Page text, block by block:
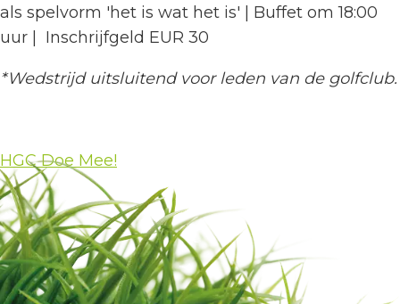
als spelvorm 'het is wat het is' | Buffet om 18:00
uur | Inschrijfgeld EUR 30
*Wedstrijd uitsluitend voor leden van de golfclub.
HGC Doe Mee!